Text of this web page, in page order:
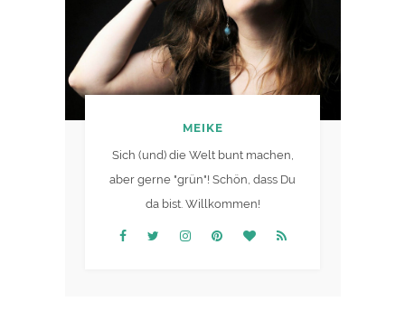
MEIKE
Sich (und) die Welt bunt machen,
aber gerne "grün"! Schön, dass Du
da bist. Willkommen!